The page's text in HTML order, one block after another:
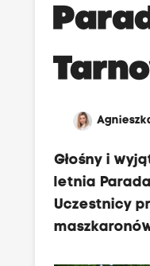
Głośny i
letnia
Uczestnicy